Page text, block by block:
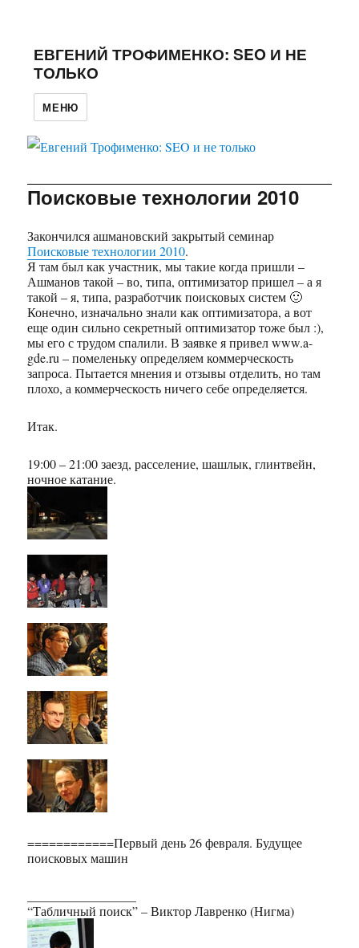
ЕВГЕНИЙ ТРОФИМЕНКО: SEO И НЕ
ТОЛЬКО
МЕНЮ
Поисковые технологии 2010
Закончился ашмановский закрытый семинар
Поисковые технологии 2010.
Я там был как участник, мы такие когда пришли –
Ашманов такой – во, типа, оптимизатор пришел – а я
такой – я, типа, разработчик поисковых систем 🙂
Конечно, изначально знали как оптимизатора, а вот
еще один сильно секретный оптимизатор тоже был :),
мы его с трудом спалили. В заявке я привел www.a-
gde.ru – помеленьку определяем коммерческость
запроса. Пытается мнения и отзывы отделить, но там
плохо, а коммерческость ничего себе определяется.
Итак.
19:00 – 21:00 заезд, расселение, шашлык, глинтвейн,
ночное катание.
============Первый день 26 февраля. Будущее
поисковых машин
“Табличный поиск” – Виктор Лавренко (Нигма)